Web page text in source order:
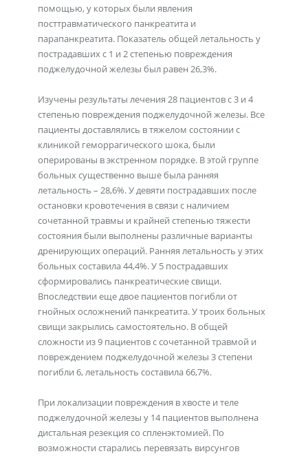
помощью, у которых были явления
посттравматического панкреатита и
парапанкреатита. Показатель общей летальность у
пострадавших с 1 и 2 степенью повреждения
поджелудочной железы был равен 26,3%.
Изучены результаты лечения 28 пациентов с 3 и 4
степенью повреждения поджелудочной железы. Все
пациенты доставлялись в тяжелом состоянии с
клиникой геморрагического шока, были
оперированы в экстренном порядке. В этой группе
больных существенно выше была ранняя
летальность – 28,6%. У девяти пострадавших после
остановки кровотечения в связи с наличием
сочетанной травмы и крайней степенью тяжести
состояния были выполнены различные варианты
дренирующих операций. Ранняя летальность у этих
больных составила 44,4%. У 5 пострадавших
сформировались панкреатические свищи.
Впоследствии еще двое пациентов погибли от
гнойных осложнений панкреатита. У троих больных
свищи закрылись самостоятельно. В общей
сложности из 9 пациентов с сочетанной травмой и
повреждением поджелудочной железы 3 степени
погибли 6, летальность составила 66,7%.
При локализации повреждения в хвосте и теле
поджелудочной железы у 14 пациентов выполнена
дистальная резекция со спленэктомией. По
возможности старались перевязать вирсунгов